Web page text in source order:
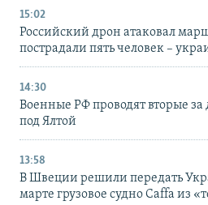
15:02
Российский дрон атаковал
пострадали пять человек –
14:30
Военные РФ проводят вторые
под Ялтой
13:58
В Швеции решили передать
марте грузовое судно Caffa из